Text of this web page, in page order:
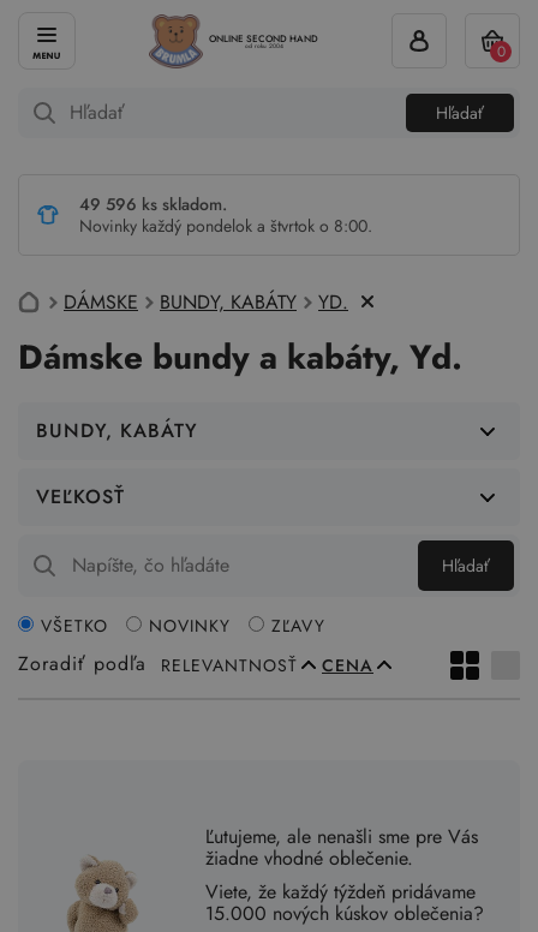
ONLINE SECOND HAND
od roku 2004
Hľadať
0
49 596 ks skladom.
Novinky každý pondelok a štvrtok o 8:00.
DÁMSKE BUNDY, KABÁTY YD.
Dámske bundy a kabáty, Yd.
BUNDY, KABÁTY
VEĽKOSŤ
Hľadať
Zoradiť podľa RELEVANTNOSŤ CENA
VŠETKO NOVINKY ZĽAVY
Ľutujeme, ale nenašli sme pre Vás
žiadne vhodné oblečenie.
Viete, že každý týždeň pridávame
15.000 nových kúskov oblečenia?